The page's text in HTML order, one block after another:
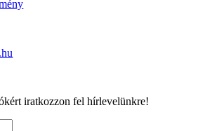
iratkozzon fel hírlevelünkre!